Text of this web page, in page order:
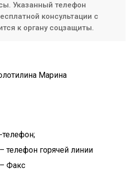
Указанный телефон
консультации с
к органу соцзащиты.
Марина
телефон горячей линии
Факс